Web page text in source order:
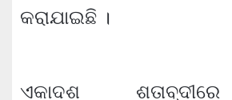
କରାଯାଇଛି ।
ଏକାଦଶ ଶତାବ୍ଦୀରେ